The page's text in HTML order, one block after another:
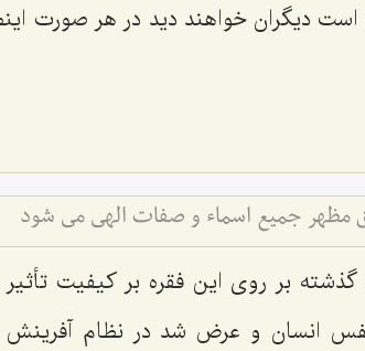
است دیگران خواهند دید در هر صورت
مظهر جمیع اسماء و صفات الهی می شود
بر روی این فقره بر كیفیت تأثیر
انسان و عرض شد در نظام